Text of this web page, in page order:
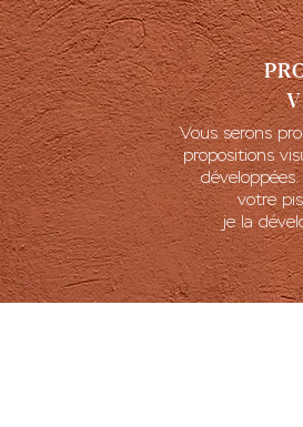
Vous serons
propositions
votre
je la